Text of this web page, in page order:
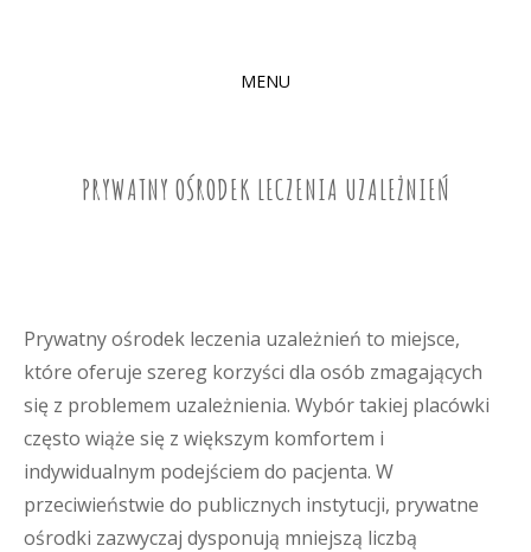
MENU
CONTENTPRYWATNY OŚRODEK LECZENIA UZALEŻNIEŃ
Prywatny ośrodek leczenia uzależnień to miejsce,
które oferuje szereg korzyści dla osób zmagających
się z problemem uzależnienia. Wybór takiej placówki
często wiąże się z większym komfortem i
indywidualnym podejściem do pacjenta. W
przeciwieństwie do publicznych instytucji, prywatne
ośrodki zazwyczaj dysponują mniejszą liczbą